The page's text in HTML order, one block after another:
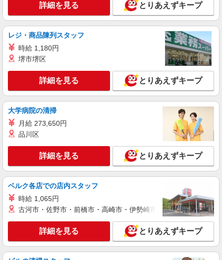
アルバイト パート 派遣社員
日研トータルソーシング株式会社 メディカルケア事業部/仙台オフィ
時給1,200円 ★週払いOK（規定あり） ※給与
幅は経験・能力による
福島県福島市 【最寄駅】福島交通飯坂線「平
野」駅
詳細を見る
アルバイト
日研トータルソーシング株式会社 メディカルケア事業部/仙台オフィ
ス【看護助手】
看護助手（ナースエイド）
時給1,200円 ★週払いOK（規定あり） ※給与
幅は経験・能力による
福島県福島市 【最寄駅】福島交通飯坂線「曽
根田」駅
キープ 詳細を見る
アルバイト パート
詳細を見る とりあえずキープ
レジ・商品陳列スタッフ
時給 1,180円
堺市堺区
詳細を見る とりあえずキープ
大学病院の清掃
月給 273,650円
品川区
詳細を見る とりあえずキープ
ベルク各店での店内スタッフ
時給 1,065円
古河市・佐野市・前橋市・高崎市・伊勢崎市・太田市・館林市
詳細を見る とりあえずキープ